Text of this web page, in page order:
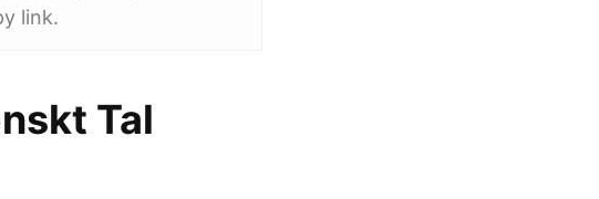
link.
Tal